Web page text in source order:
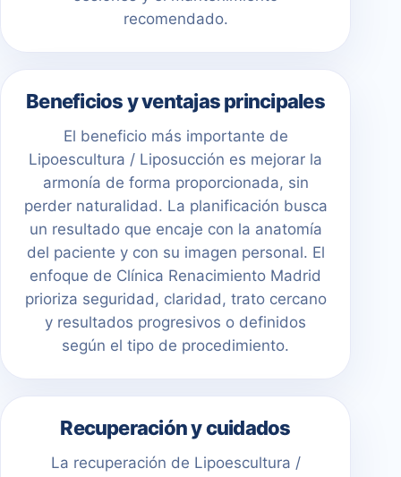
recomendado.
Beneficios y ventajas principales
El beneficio más importante de
Lipoescultura / Liposucción es mejorar la
armonía de forma proporcionada, sin
perder naturalidad. La planificación busca
un resultado que encaje con la anatomía
del paciente y con su imagen personal. El
enfoque de Clínica Renacimiento Madrid
prioriza seguridad, claridad, trato cercano
y resultados progresivos o definidos
según el tipo de procedimiento.
Recuperación y cuidados
La recuperación de Lipoescultura /